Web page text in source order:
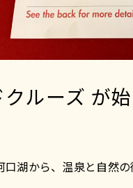
ルーズ が
湖から、温泉と自然の